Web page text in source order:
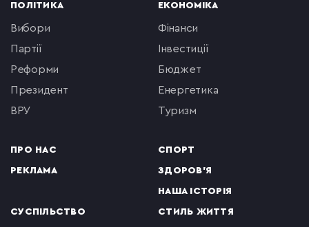
ПОЛІТИКА
вибори
партії
реформи
президент
ВРУ
ПРО НАС
РЕКЛАМА
ЕКОНОМІКА
фінанси
інвестиції
бюджет
енергетика
туризм
СПОРТ
ЗДОРОВ'Я
НАША ІСТОРІЯ
СУСПІЛЬСТВО СТИЛЬ ЖИТТЯ